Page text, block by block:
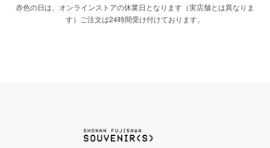
赤色の日は、オンラインストアの休業日となります（実店舗とは異なりま
す）ご注文は24時間受け付けております。